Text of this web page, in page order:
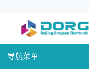
导航菜单